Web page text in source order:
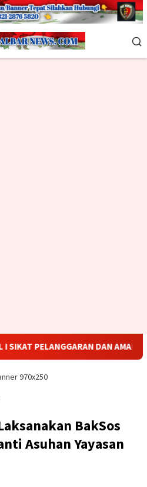
DAN AMANKAN EMPAT SENJATA
BakSos
Asuhan Yayasan